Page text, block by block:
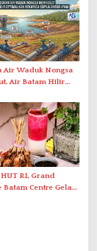
Air Waduk Nongsa
Air Batam Hilir
RI, Grand
Batam Centre Gelar